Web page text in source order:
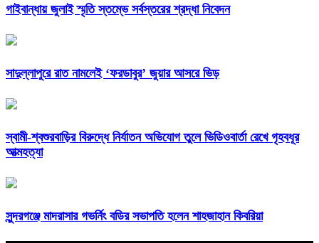
গাইবান্ধায় জুলাই স্মৃতি স্তম্ভে সর্বস্তরের শ্রদ্ধা নিবেদন
সাদুল্লাপুরে রাত নামলেই ‘ফরডাবুর’ জুয়ার আসরে ভিড়
স্বামী-শ্বশুরবাড়ির বিরুদ্ধে নির্যাতন অভিযোগ তুলে ভিডিওবার্তা রেখে গৃহবধূর
আত্মহত্যা
সুন্দরগঞ্জে মাদরাসার গভর্নিং বডির সভাপতি হলেন শাহজাহান কিবরিয়া